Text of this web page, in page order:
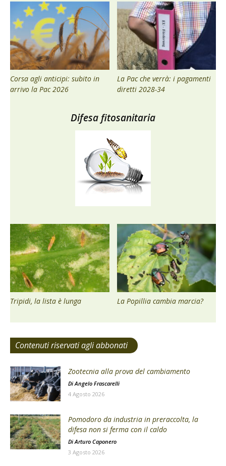
Corsa agli anticipi: subito in
arrivo la Pac 2026
La Pac che verrà: i pagamenti
diretti 2028-34
Difesa fitosanitaria
Tripidi, la lista è lunga La Popillia cambia marcia?
Contenuti riservati agli abbonati
Zootecnia alla prova del cambiamento
DiAngelo Frascarelli
4 Agosto 2026
Pomodoro da industria in preraccolta, la
difesa non si ferma con il caldo
Di Arturo Caponero
3 Agosto 2026